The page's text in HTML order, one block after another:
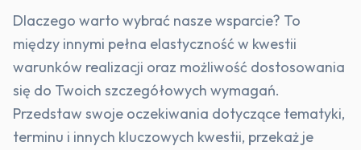
Dlaczego warto wybrać nasze wsparcie? To
między innymi pełna elastyczność w kwestii
warunków realizacji oraz możliwość dostosowania
się do Twoich szczegółowych wymagań.
Przedstaw swoje oczekiwania dotyczące tematyki,
terminu i innych kluczowych kwestii, przekaż je